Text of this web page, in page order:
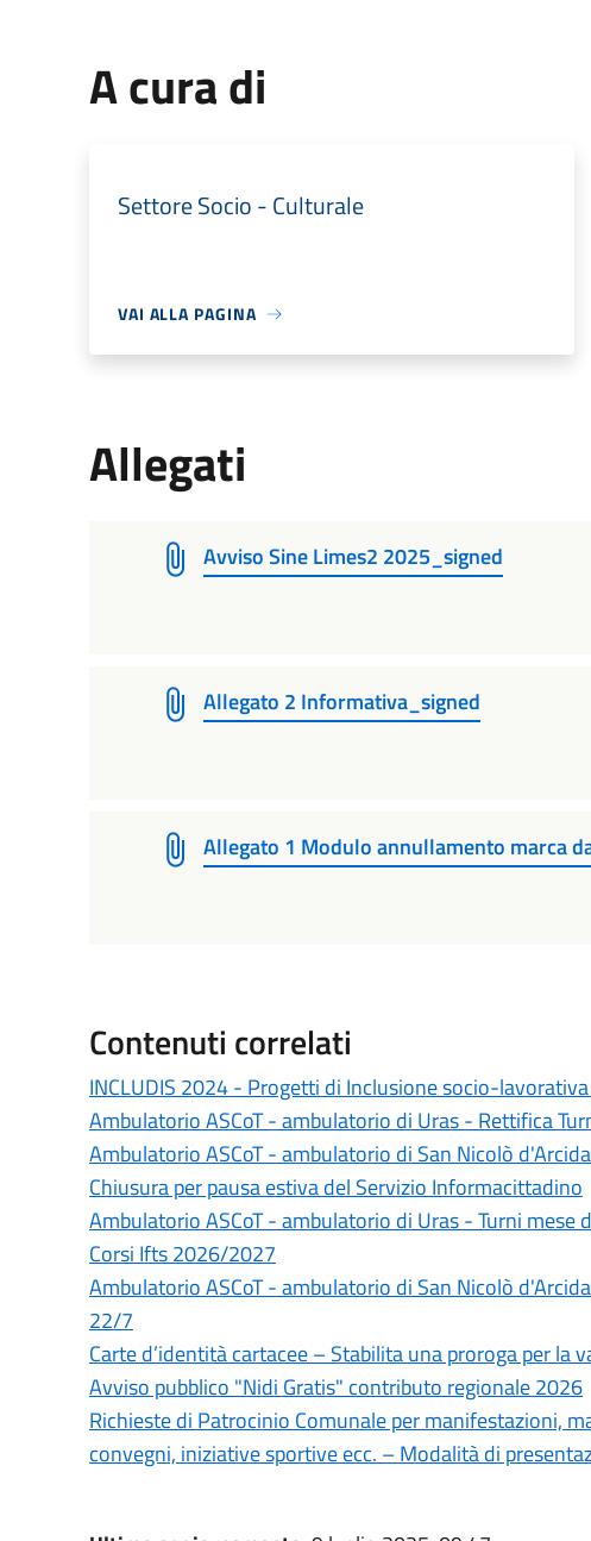
A cura di
Settore Socio - Culturale
VAI ALLA PAGINA
Allegati
Avviso Sine Limes2 2025_signed
Allegato 2 Informativa_signed
Allegato 1 Modulo annullamento marca
Contenuti correlati
INCLUDIS 2024 - Progetti di Inclusione socio-
Ambulatorio ASCoT - ambulatorio di Uras - Rettifica
Ambulatorio ASCoT - ambulatorio di San Nicolò
Chiusura per pausa estiva del Servizio Informacittadino
Ambulatorio ASCoT - ambulatorio di Uras - Turni mese
Corsi Ifts 2026/2027
Ambulatorio ASCoT - ambulatorio di San Nicolò
22/7
Carte d’identità cartacee – Stabilita una proroga per la
Avviso pubblico "Nidi Gratis" contributo regionale 2026
Richieste di Patrocinio Comunale per manifestazioni,
convegni, iniziative sportive ecc. – Modalità di